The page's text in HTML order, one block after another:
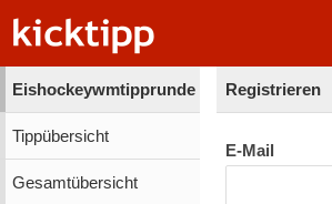
Eishockeywmtipprunde
Tippübersicht
Gesamtübersicht
Registrieren
E-Mail